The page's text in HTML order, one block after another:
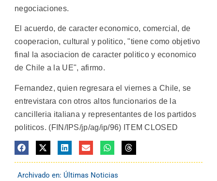
negociaciones.
El acuerdo, de caracter economico, comercial, de
cooperacion, cultural y politico, "tiene como objetivo
final la asociacion de caracter politico y economico
de Chile a la UE", afirmo.
Fernandez, quien regresara el viernes a Chile, se
entrevistara con otros altos funcionarios de la
cancilleria italiana y representantes de los partidos
politicos. (FIN/IPS/jp/ag/ip/96) ITEM CLOSED
Archivado en: Últimas Noticias